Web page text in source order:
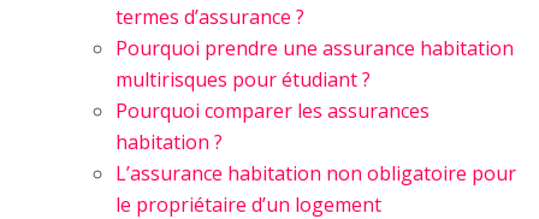
termes d’assurance ?
Pourquoi prendre une assurance habitation
multirisques pour étudiant ?
Pourquoi comparer les assurances
habitation ?
L’assurance habitation non obligatoire pour
le propriétaire d’un logement